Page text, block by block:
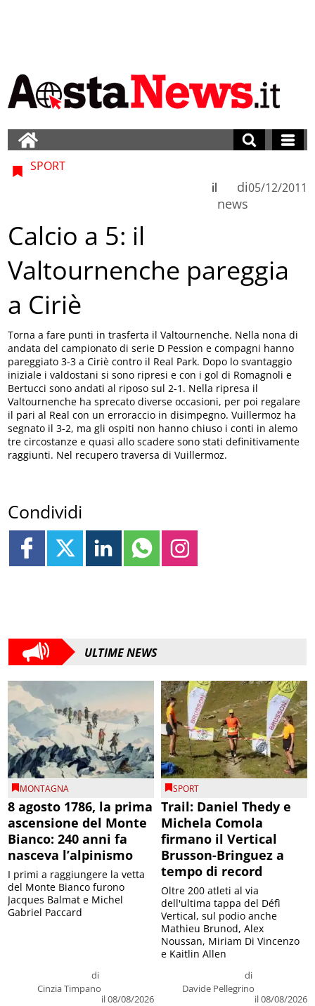
SPORT
di
news
il 05/12/2011
Calcio a 5: il
Valtournenche pareggia
a Ciriè
Torna a fare punti in trasferta il Valtournenche. Nella nona di
andata del campionato di serie D Pession e compagni hanno
pareggiato 3-3 a Ciriè contro il Real Park. Dopo lo svantaggio
iniziale i valdostani si sono ripresi e con i gol di Romagnoli e
Bertucci sono andati al riposo sul 2-1. Nella ripresa il
Valtournenche ha sprecato diverse occasioni, per poi regalare
il pari al Real con un erroraccio in disimpegno. Vuillermoz ha
segnato il 3-2, ma gli ospiti non hanno chiuso i conti in alemo
tre circostanze e quasi allo scadere sono stati definitivamente
raggiunti. Nel recupero traversa di Vuillermoz.
Condividi
ULTIME NEWS
MONTAGNA
8 agosto 1786, la prima
ascensione del Monte
Bianco: 240 anni fa
nasceva l’alpinismo
di
Cinzia Timpano
il 08/08/2026
I primi a raggiungere la vetta
del Monte Bianco furono
Jacques Balmat e Michel
Gabriel Paccard
SPORT
Trail: Daniel Thedy e
Michela Comola
firmano il Vertical
Brusson-Bringuez a
tempo di record
di
Davide Pellegrino
il 08/08/2026
Oltre 200 atleti al via
dell'ultima tappa del Défì
Vertical, sul podio anche
Mathieu Brunod, Alex
Noussan, Miriam Di Vincenzo
e Kaitlin Allen